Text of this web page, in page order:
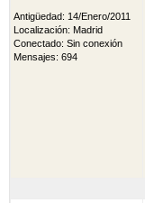
Antigüedad: 14/Enero/2011
Localización: Madrid
Conectado: Sin conexión
Mensajes: 694